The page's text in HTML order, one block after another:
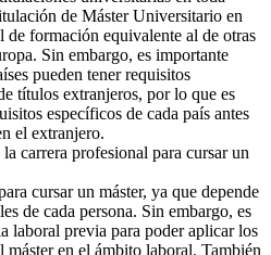
de Máster Universitario en
formación equivalente al de otras
Sin embargo, es importante
pueden tener requisitos
títulos extranjeros, por lo que es
específicos de cada país antes
el extranjero.
carrera profesional para cursar un
cursar un máster, ya que depende
de cada persona. Sin embargo, es
laboral previa para poder aplicar los
en el ámbito laboral. También